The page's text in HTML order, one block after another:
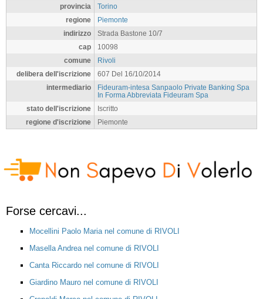
provincia
Torino
regione
Piemonte
indirizzo
Strada Bastone 10/7
cap
10098
comune
Rivoli
delibera dell'iscrizione
607 Del 16/10/2014
intermediario
Fideuram-intesa Sanpaolo Private Banking Spa
In Forma Abbreviata Fideuram Spa
stato dell'iscrizione
Iscritto
regione d'iscrizione
Piemonte
Forse cercavi...
Mocellini Paolo Maria nel comune di RIVOLI
Masella Andrea nel comune di RIVOLI
Canta Riccardo nel comune di RIVOLI
Giardino Mauro nel comune di RIVOLI